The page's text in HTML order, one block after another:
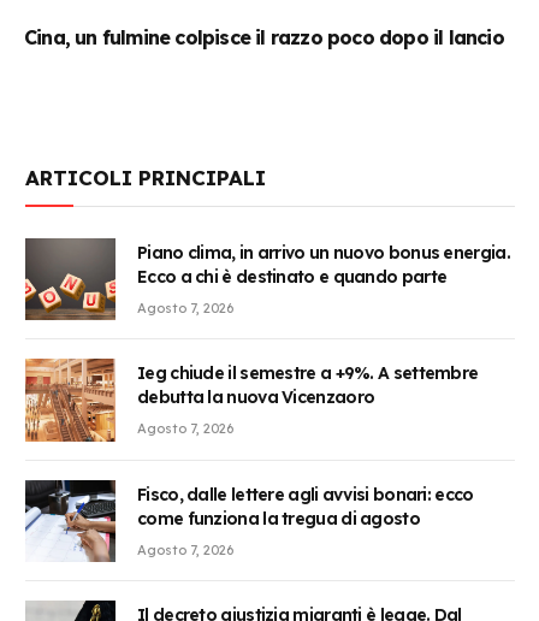
Cina, un fulmine colpisce il razzo poco dopo il lancio
ARTICOLI PRINCIPALI
Piano clima, in arrivo un nuovo bonus energia.
Ecco a chi è destinato e quando parte
Agosto 7, 2026
Ieg chiude il semestre a +9%. A settembre
debutta la nuova Vicenzaoro
Agosto 7, 2026
Fisco, dalle lettere agli avvisi bonari: ecco
come funziona la tregua di agosto
Agosto 7, 2026
Il decreto giustizia migranti è legge. Dal